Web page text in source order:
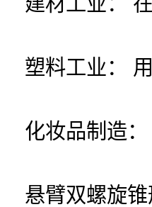
塑料工业：
化妆品制造
悬臂双螺旋